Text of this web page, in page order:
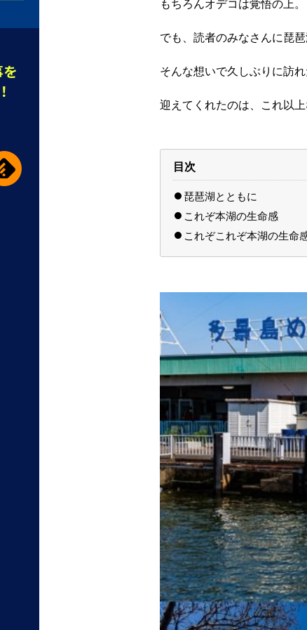
もちろんオデコは覚悟の上。
でも、読者のみなさんに琵
そんな想いで久しぶりに訪れ
迎えてくれたのは、これ以
目次
琵琶湖とともに
これぞ本湖の生命感
これぞこれぞ本湖の生命